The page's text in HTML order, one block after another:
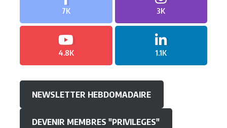
7K 3K
4.8K 1.1K
NEWSLETTER HEBDOMADAIRE
DEVENIR MEMBRES "PRIVILEGES"